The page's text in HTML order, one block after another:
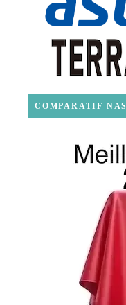
COMPARATIF NAS